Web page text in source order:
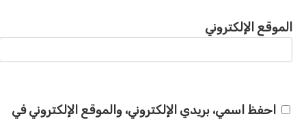
الموقع الإلكتروني
احفظ اسمي، بريدي الإلكتروني، والموقع الإلكتروني في